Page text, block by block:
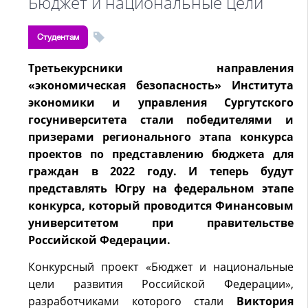
Студентам
Третьекурсники направления
«экономическая безопасность» Института
экономики и управления Сургутского
госуниверситета стали победителями и
призерами регионального этапа конкурса
проектов по представлению бюджета для
граждан в 2022 году. И теперь будут
представлять Югру на федеральном этапе
конкурса, который проводится Финансовым
университетом при правительстве
Российской Федерации.
Конкурсный проект «Бюджет и национальные
цели развития Российской Федерации»,
разработчиками которого стали Виктория